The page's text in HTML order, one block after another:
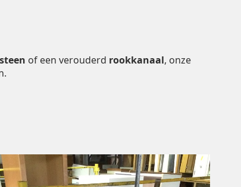
of een verouderd rookkanaal, onze